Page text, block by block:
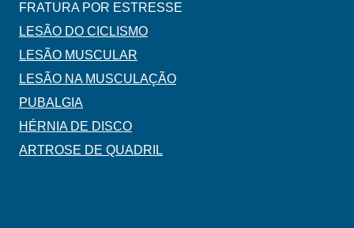
FRATURA POR ESTRESSE
LESÃO DO CICLISMO
LESÃO MUSCULAR
LESÃO NA MUSCULAÇÃO
PUBALGIA
HÉRNIA DE DISCO
ARTROSE DE QUADRIL